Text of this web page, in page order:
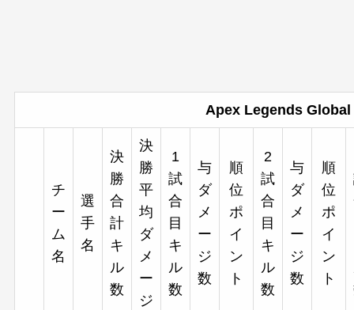
Apex Legends Global
チ
ー
ム
名
選
手
名
決
勝
合
計
キ
ル
数
決
勝
平
均
ダ
メ
ー
ジ
1
試
合
目
キ
ル
数
与
ダ
メ
ー
ジ
数
順
位
ポ
イ
ン
ト
2
試
合
目
キ
ル
数
与
ダ
メ
ー
ジ
数
順
位
ポ
イ
ン
ト